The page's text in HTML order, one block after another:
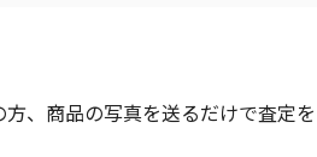
、商品の写真を送るだけで査定